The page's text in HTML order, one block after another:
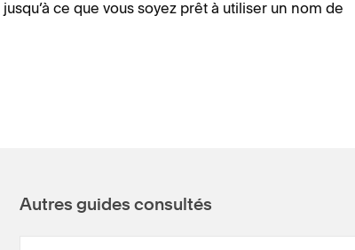
jusqu’à ce que vous soyez prêt à utiliser un nom de
Autres guides consultés